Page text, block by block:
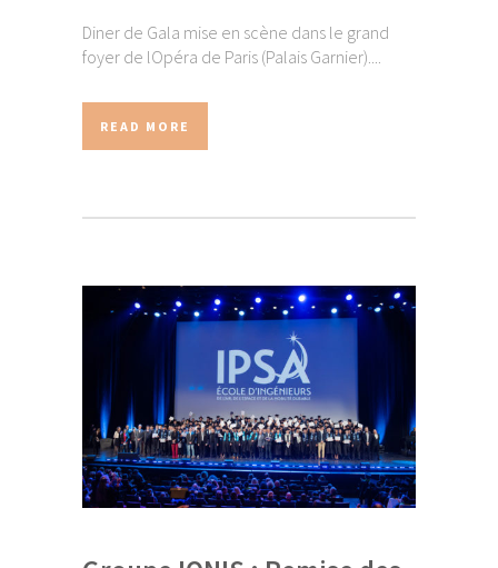
Diner de Gala mise en scène dans le grand
foyer de lOpéra de Paris (Palais Garnier)....
READ MORE